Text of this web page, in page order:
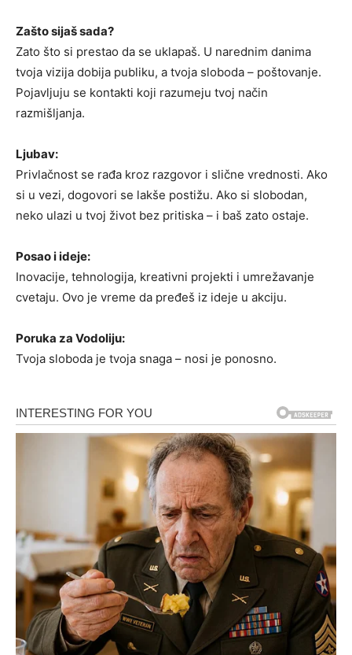
Zašto sijaš sada?
Zato što si prestao da se uklapaš. U narednim danima
tvoja vizija dobija publiku, a tvoja sloboda – poštovanje.
Pojavljuju se kontakti koji razumeju tvoj način
razmišljanja.
Ljubav:
Privlačnost se rađa kroz razgovor i slične vrednosti. Ako
si u vezi, dogovori se lakše postižu. Ako si slobodan,
neko ulazi u tvoj život bez pritiska – i baš zato ostaje.
Posao i ideje:
Inovacije, tehnologija, kreativni projekti i umrežavanje
cvetaju. Ovo je vreme da pređeš iz ideje u akciju.
Poruka za Vodoliju:
Tvoja sloboda je tvoja snaga – nosi je ponosno.